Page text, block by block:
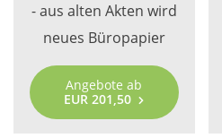
- aus alten Akten wird
neues Büropapier
Angebote ab
EUR 201,50